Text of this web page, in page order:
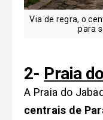
Via de regra, o
para
2- Praia
A Praia do
centrais de